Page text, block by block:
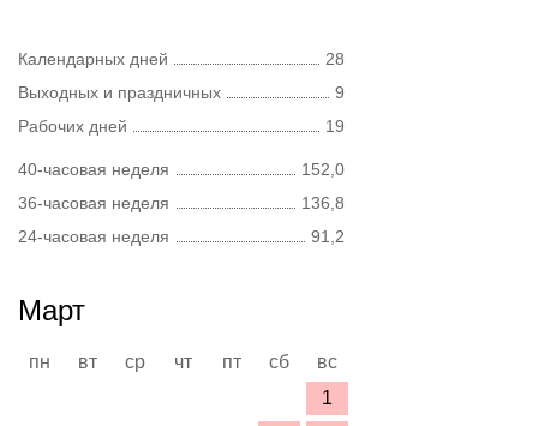
Календарных дней
28
Выходных и праздничных
9
Рабочих дней
19
40-часовая неделя
152,0
36-часовая неделя
136,8
24-часовая неделя
91,2
Март
пн вт ср чт пт сб
вс
1